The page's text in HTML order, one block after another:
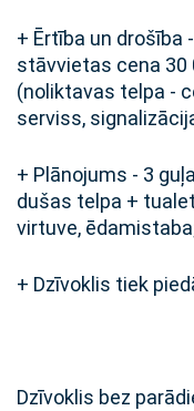
+ Ērtība un
stāvvietas cena 30
(noliktavas telpa -
serviss,
+ Plānojums - 3
dušas telpa +
virtuve,
+ Dzīvoklis tiek
Dzīvoklis bez